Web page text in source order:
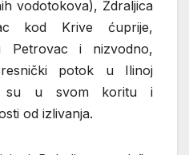
vodotokova), Ždraljica
kod Krive ćuprije,
Petrovac i nizvodno,
potok u Ilinoj
su u svom koritu i
od izlivanja.